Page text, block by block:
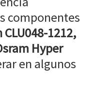
componentes
CLU048-1212,
Hyper
en algunos